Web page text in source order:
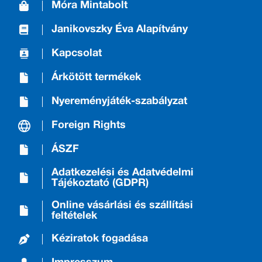
Móra Mintabolt
Janikovszky Éva Alapítvány
Kapcsolat
Árkötött termékek
Nyereményjáték-szabályzat
Foreign Rights
ÁSZF
Adatkezelési és Adatvédelmi
Tájékoztató (GDPR)
Online vásárlási és szállítási
feltételek
Kéziratok fogadása